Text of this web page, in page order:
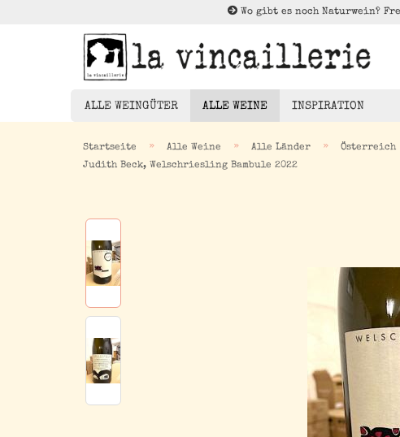
Wo gibt es noch Naturwein?
ALLE WEINGÜTER ALLE WEINE INSPIRATION
Startseite » Alle Weine » Alle Länder » Österreich
Judith Beck, Welschriesling Bambule 2022